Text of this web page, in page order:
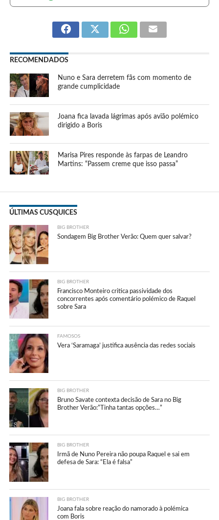
RECOMENDADOS
Nuno e Sara derretem fãs com momento de
grande cumplicidade
Joana fica lavada lágrimas após avião polémico
dirigido a Boris
Marisa Pires responde às farpas de Leandro
Martins: “Passem creme que isso passa”
ÚLTIMAS CUSQUICES
BIG BROTHER
Sondagem Big Brother Verão: Quem quer salvar?
BIG BROTHER
Francisco Monteiro critica passividade dos
concorrentes após comentário polémico de Raquel
sobre Sara
FAMOSOS
Vera ‘Saramaga’ justifica ausência das redes sociais
BIG BROTHER
Bruno Savate contexta decisão de Sara no Big
Brother Verão:”Tinha tantas opções…”
BIG BROTHER
Irmã de Nuno Pereira não poupa Raquel e sai em
defesa de Sara: “Ela é falsa”
BIG BROTHER
Joana fala sobre reação do namorado à polémica
com Boris